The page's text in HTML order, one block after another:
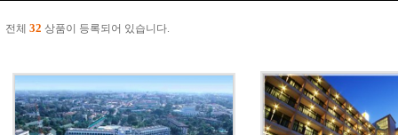
전체 32 상품이 등록되어 있습니다.